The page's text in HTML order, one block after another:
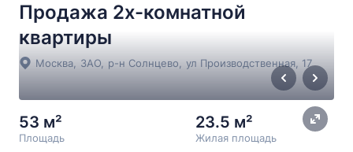
Продажа 2х-комнатной
квартиры
Москва, ЗАО, р-н Солнцево, ул Производственная, 17
53 м²
Площадь
23.5 м²
Жилая площадь